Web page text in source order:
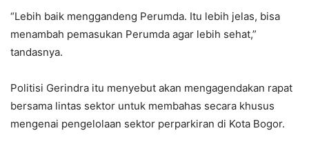
“Lebih baik menggandeng Perumda. Itu lebih jelas, bisa
menambah pemasukan Perumda agar lebih sehat,”
tandasnya.
Politisi Gerindra itu menyebut akan mengagendakan rapat
bersama lintas sektor untuk membahas secara khusus
mengenai pengelolaan sektor perparkiran di Kota Bogor.